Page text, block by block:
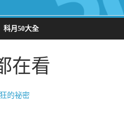
科月50大全
在看
的祕密